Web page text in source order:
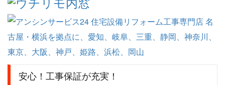
安心！工事保証が充実！